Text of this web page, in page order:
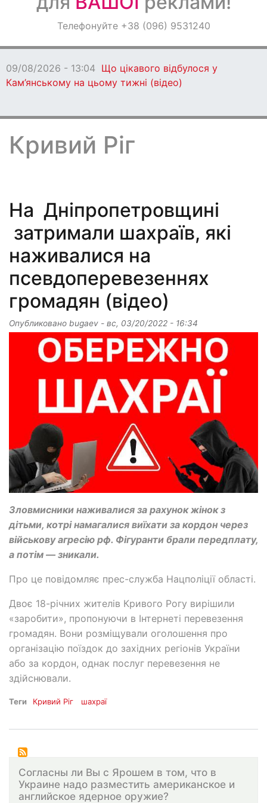
ОголошенняТелефонуйте +38 (096) 9531240
09/08/2026 - 13:04 Що цікавого відбулося у
Кам’янському на цьому тижні (відео)
Кривий Ріг
На Дніпропетровщині
затримали шахраїв, які
наживалися на
псевдоперевезеннях
громадян (відео)
Опубликовано bugaev - вс, 03/20/2022 - 16:34
Зловмисники наживалися за рахунок жінок з
дітьми, котрі намагалися виїхати за кордон через
військову агресію рф. Фігуранти брали передплату,
а потім — зникали.
Про це повідомляє прес-служба Нацполіції області.
Двоє 18-річних жителів Кривого Рогу вирішили
«заробити», пропонуючи в Інтернеті перевезення
громадян. Вони розміщували оголошення про
організацію поїздок до західних регіонів України
або за кордон, однак послуг перевезення не
здійснювали.
Теги Кривий Ріг шахраї
Согласны ли Вы с Ярошем в том, что в
Украине надо разместить американское и
английское ядерное оружие?